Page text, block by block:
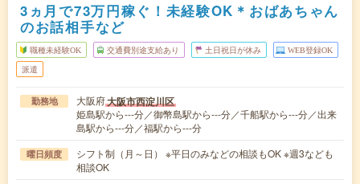
3ヵ月で73万円稼ぐ！未経験OK＊おばあちゃん
のお話相手など
職種未経験OK 交通費別途支給あり 土日祝日が休み WEB登録OK
派遣
勤務地 大阪府大阪市西淀川区
姫島駅から---分／御幣島駅から---分／千船駅から---分／出来
島駅から---分／福駅から---分
曜日頻度
シフト制（月～日） ※平日のみなどの相談もOK ※週3なども
相談OK